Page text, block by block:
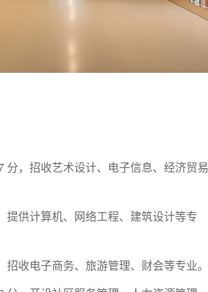
分，招收艺术设计、电子信息、经济贸
供计算机、网络工程、建筑设计等专
收电子商务、旅游管理、财会等专业。